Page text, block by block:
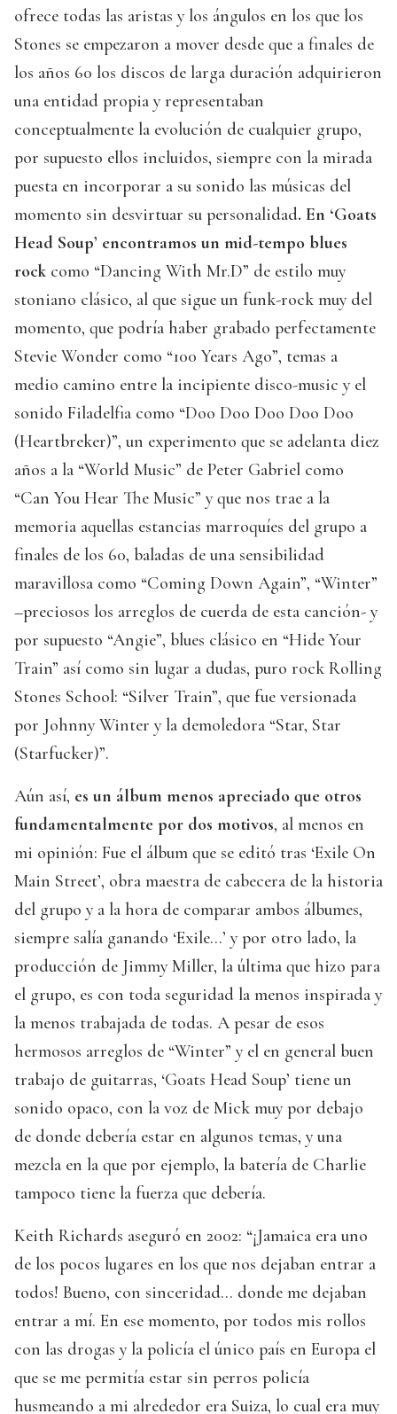
ofrece todas las aristas y los ángulos en los que los
Stones se empezaron a mover desde que a finales de
los años 60 los discos de larga duración adquirieron
una entidad propia y representaban
conceptualmente la evolución de cualquier grupo,
por supuesto ellos incluidos, siempre con la mirada
puesta en incorporar a su sonido las músicas del
momento sin desvirtuar su personalidad. En ‘Goats
Head Soup’ encontramos un mid-tempo blues
rock como “Dancing With Mr.D” de estilo muy
stoniano clásico, al que sigue un funk-rock muy del
momento, que podría haber grabado perfectamente
Stevie Wonder como “100 Years Ago”, temas a
medio camino entre la incipiente disco-music y el
sonido Filadelfia como “Doo Doo Doo Doo Doo
(Heartbreker)”, un experimento que se adelanta diez
años a la “World Music” de Peter Gabriel como
“Can You Hear The Music” y que nos trae a la
memoria aquellas estancias marroquíes del grupo a
finales de los 60, baladas de una sensibilidad
maravillosa como “Coming Down Again”, “Winter”
–preciosos los arreglos de cuerda de esta canción- y
por supuesto “Angie”, blues clásico en “Hide Your
Train” así como sin lugar a dudas, puro rock Rolling
Stones School: “Silver Train”, que fue versionada
por Johnny Winter y la demoledora “Star, Star
(Starfucker)”.
Aún así, es un álbum menos apreciado que otros
fundamentalmente por dos motivos, al menos en
mi opinión: Fue el álbum que se editó tras ‘Exile On
Main Street’, obra maestra de cabecera de la historia
del grupo y a la hora de comparar ambos álbumes,
siempre salía ganando ‘Exile…’ y por otro lado, la
producción de Jimmy Miller, la última que hizo para
el grupo, es con toda seguridad la menos inspirada y
la menos trabajada de todas. A pesar de esos
hermosos arreglos de “Winter” y el en general buen
trabajo de guitarras, ‘Goats Head Soup’ tiene un
sonido opaco, con la voz de Mick muy por debajo
de donde debería estar en algunos temas, y una
mezcla en la que por ejemplo, la batería de Charlie
tampoco tiene la fuerza que debería.
Keith Richards aseguró en 2002: “¡Jamaica era uno
de los pocos lugares en los que nos dejaban entrar a
todos! Bueno, con sinceridad… donde me dejaban
entrar a mí. En ese momento, por todos mis rollos
con las drogas y la policía el único país en Europa el
que se me permitía estar sin perros policía
husmeando a mi alrededor era Suiza, lo cual era muy